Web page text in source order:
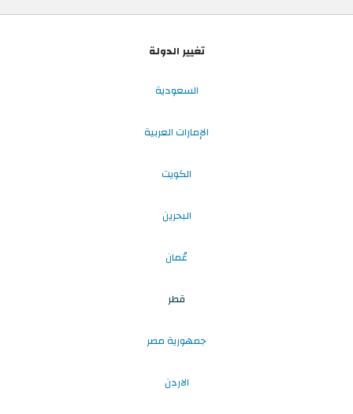
تغيير الدولة
السعودية
الإمارات العربية
الكويت
البحرين
عُمان
قطر
جمهورية مصر
الاردن